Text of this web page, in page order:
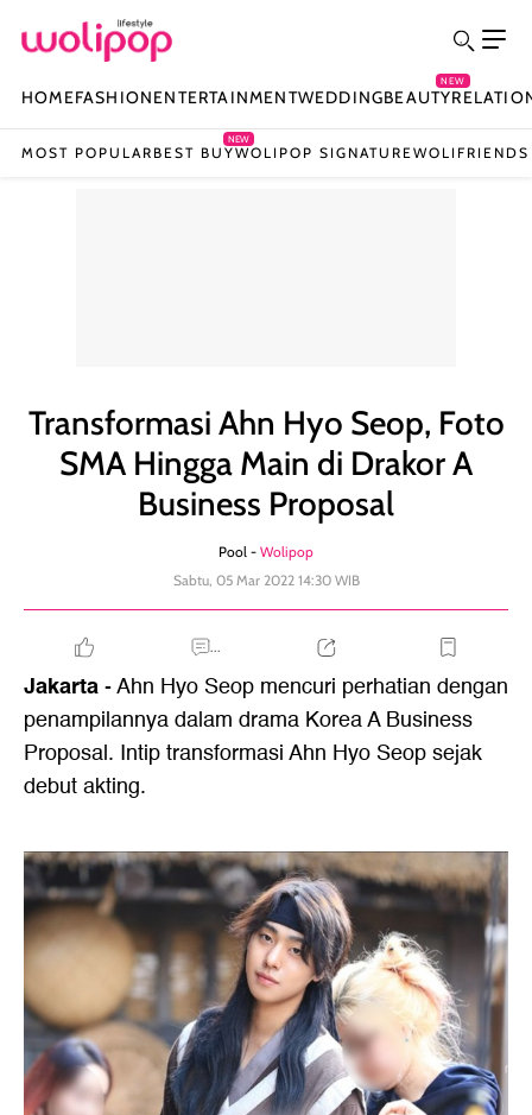
HOMEFASHIONENTERTAINMENTWEDDINGBEAUTY
NEW
MOST POPULAR BEST BUY
NEW
WOLIPOP SIGNATUREWOLIFRIENDS
Transformasi Ahn Hyo Seop, Foto
SMA Hingga Main di Drakor A
Business Proposal
Pool - Wolipop
Sabtu, 05 Mar 2022 14:30 WIB
...
Jakarta- Ahn Hyo Seop mencuri perhatian dengan
penampilannya dalam drama Korea A Business
Proposal. Intip transformasi Ahn Hyo Seop sejak
debut akting.